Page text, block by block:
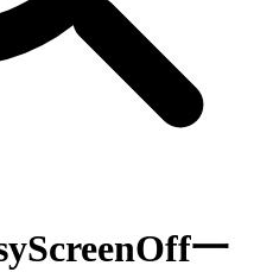
一